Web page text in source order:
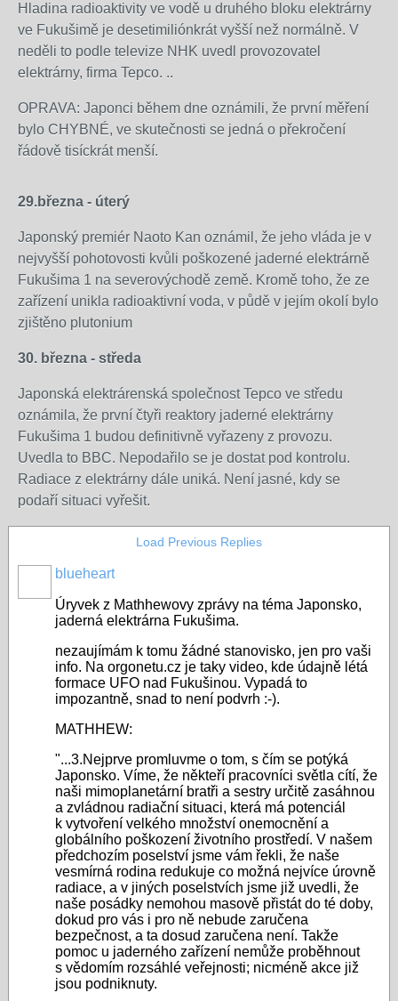
vyústit
i
v
katastrofu
rovnající
se
té
spekulace
ale
rozhodně
odmítl
ruský
jaderný
Genadij
podle
kterého
černobylský
grafitový
reaktor
hořel,
zatímco
fukušimských
lehkovodních
reaktorů
naopak
stejného
nehrozí.
http://zpravy.idnes.cz/japonci-
kropili-
reaktor-
plutoniem-
Hladina radioaktivity ve vodě u druhého bloku elektrárny
ve Fukušimě je desetimiliónkrát vyšší než normálně. V
neděli to podle televize NHK uvedl provozovatel
elektrárny, firma Tepco. ..
OPRAVA: Japonci během dne oznámili, že první měření
bylo CHYBNÉ, ve skutečnosti se jedná o překročení
řádově tisíckrát menší.
Hodnota
jódu
v
moři
u
japonské
elektrárny
1
250
krát
překročila
normální
stav.
Radioaktivní
zřejmě
elektrárny.
odkazem
japonské
zdroje
uvedla
televize
http://zpravy.idnes.cz/z-
fukusimy-
unika-
radioaktivita-
29.března - úterý
Japonský premiér Naoto Kan oznámil, že jeho vláda je v
nejvyšší pohotovosti kvůli poškozené jaderné elektrárně
Fukušima 1 na severovýchodě země. Kromě toho, že ze
zařízení unikla radioaktivní voda, v půdě v jejím okolí bylo
zjištěno plutonium
30. března - středa
Japonská elektrárenská společnost Tepco ve středu
oznámila, že první čtyři reaktory jaderné elektrárny
Fukušima 1 budou definitivně vyřazeny z provozu.
Uvedla to BBC. Nepodařilo se je dostat pod kontrolu.
Radiace z elektrárny dále uniká. Není jasné, kdy se
podaří situaci vyřešit.
Load Previous Replies
blueheart
Úryvek z Mathhewovy zprávy na téma Japonsko,
jaderná elektrárna Fukušima.
nezaujímám k tomu žádné stanovisko, jen pro vaši
info. Na orgonetu.cz je taky video, kde údajně létá
formace UFO nad Fukušinou. Vypadá to
impozantně, snad to není podvrh :-).
MATHHEW:
"...3.Nejprve promluvme o tom, s čím se potýká
Japonsko. Víme, že někteří pracovníci světla cítí, že
naši mimoplanetární bratři a sestry určitě zasáhnou
a zvládnou radiační situaci, která má potenciál
k vytvoření velkého množství onemocnění a
globálního poškození životního prostředí. V našem
předchozím poselství jsme vám řekli, že naše
vesmírná rodina redukuje co možná nejvíce úrovně
radiace, a v jiných poselstvích jsme již uvedli, že
naše posádky nemohou masově přistát do té doby,
dokud pro vás i pro ně nebude zaručena
bezpečnost, a ta dosud zaručena není. Takže
pomoc u jaderného zařízení nemůže proběhnout
s vědomím rozsáhlé veřejnosti; nicméně akce již
jsou podniknuty.